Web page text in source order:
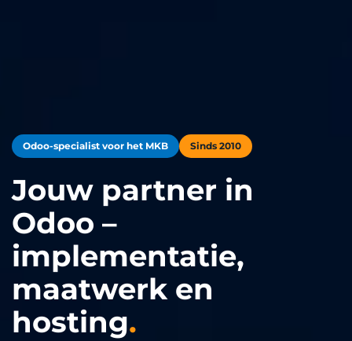
Odoo-specialist voor het MKB Sinds 2010
Jouw partner in
Odoo –
implementatie,
maatwerk en
hosting.